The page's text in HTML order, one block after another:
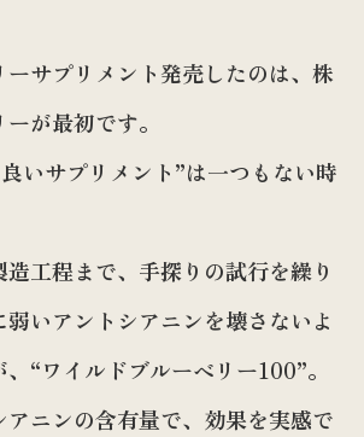
ーサプリメント発売したのは、株
が最初です。
いサプリメント”は一つもない時
工程まで、手探りの試行を繰り
いアントシアニンを壊さないよ
“ワイルドブルーベリー100”。
ニンの含有量で、効果を実感で